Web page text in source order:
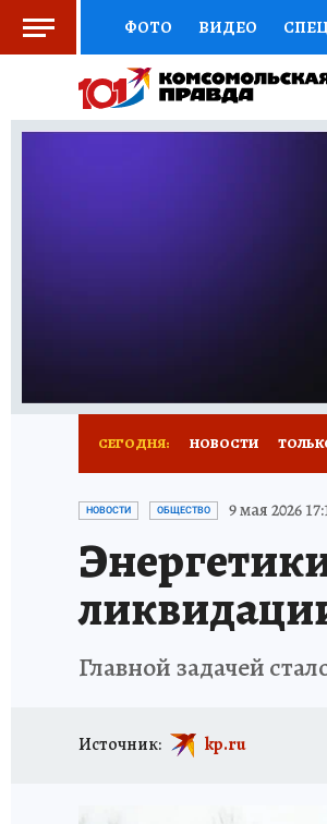
ФОТО ВИДЕО
СОЦПОДДЕРЖКА
ВЫБОР ЭКСПЕРТОВ
СЕГОДНЯ: НОВОСТИ
ГЕРОИ ЯРОСЛАВИИ
НОВОСТИ ОБЩЕСТВО 9 мая 2026
Главной задачей
Источник: kp.ru